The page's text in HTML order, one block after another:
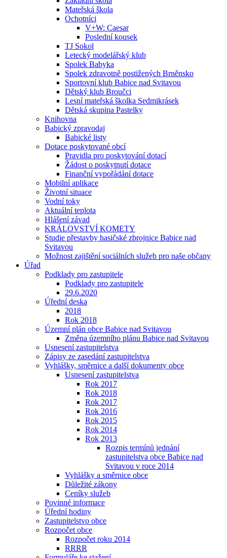
Mateřská škola
Ochotníci
V+W: Caesar
Poslední kousek
TJ Sokol
Letecký modelářský klub
Spolek Babyka
Spolek zdravotně postižených Brněnsko
Sportovní klub Babice nad Svitavou
Dětský klub Broučci
Lesní mateřská školka Sedmikrásek
Dětská skupina Pastelky
Knihovna
Babický zpravodaj
Babické listy
Dotace poskytované obcí
Pravidla pro poskytování dotací
Žádost o poskytnutí dotace
Finanční vypořádání dotace
Mobilní aplikace
Životní situace
Vodní toky
Aktuální teplota
Hlášení závad
KRÁLOVSTVÍ KOMETY
Studie přestavby hasičské zbrojnice Babice nad
Svitavou
Možnost zajištění sociálních služeb pro naše občany
Úřad
Podklady pro zastupitele
Podklady pro zastupitele
29.6.2020
Úřední deska
2018
Rok 2018
Územní plán obce Babice nad Svitavou
Změna územního plánu Babice nad Svitavou
Usnesení zastupitelstva
Zápisy ze zasedání zastupitelstva
Vyhlášky, směrnice a další dokumenty obce
Usnesení zastupitelstva
Rok 2017
Rok 2018
Rok 2017
Rok 2016
Rok 2015
Rok 2014
Rok 2013
Rozpis termínů jednání
zastupitelstva obce Babice nad
Svitavou v roce 2014
Vyhlášky a směrnice obce
Důležité zákony
Ceníky služeb
Povinné informace
Úřední hodiny
Zastupitelstvo obce
Rozpočet obce
Rozpočet roku 2014
RRRR